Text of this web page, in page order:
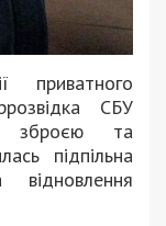
приватного
СБУ
зброєю та
підпільна